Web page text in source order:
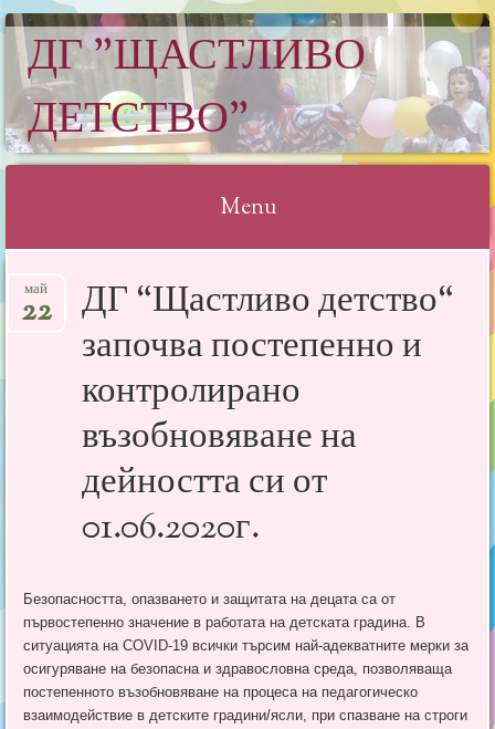
ДГ "ЩАСТЛИВО
ДЕТСТВО"
Menu
to
ДГ “Щастливо детство“
започва постепенно и
контролирано
възобновяване на
дейността си от
01.06.2020г.
май
22
Безопасността, опазването и защитата на децата са от
първостепенно значение в работата на детската градина. В
ситуацията на COVID-19 всички търсим най-адекватните мерки за
осигуряване на безопасна и здравословна среда, позволяваща
постепенното възобновяване на процеса на педагогическо
взаимодействие в детските градини/ясли, при спазване на строги